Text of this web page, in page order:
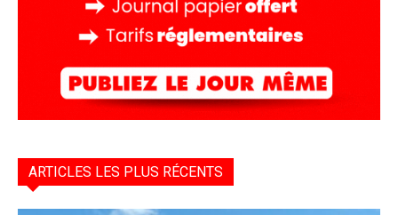
ARTICLES LES PLUS RÉCENTS